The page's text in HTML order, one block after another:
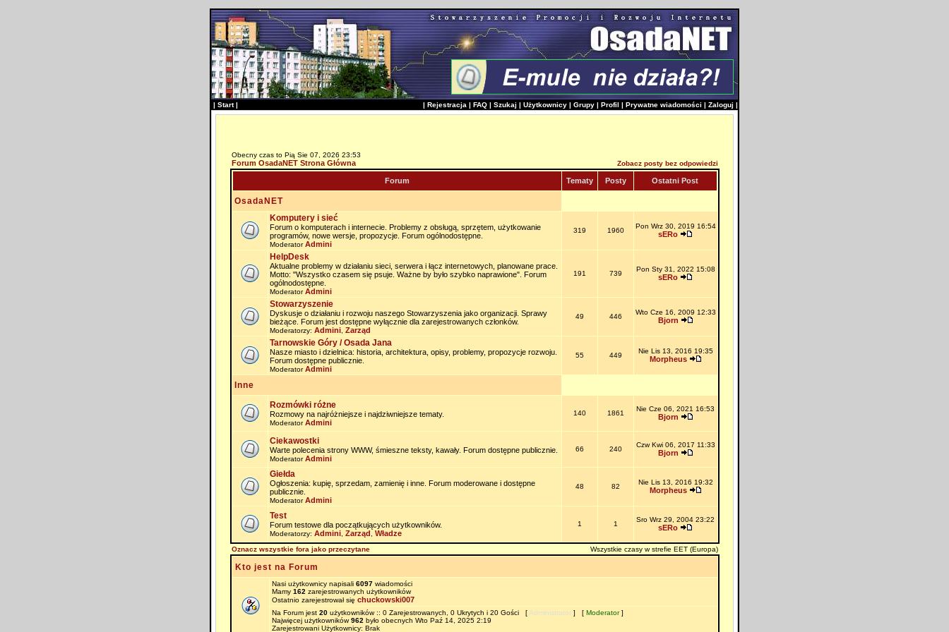
| Start| | Rejestracja | FAQ | Szukaj | Użytkownicy | Grupy | Profil | Prywatne wiadomości | Zaloguj |
Obecny czas to Pią Sie 07, 2026 23:53
Forum OsadaNET Strona Główna Zobacz posty bez odpowiedzi
Forum Tematy Posty Ostatni Post
OsadaNET
Komputery i sieć
Forum o komputerach i internecie. Problemy z obsługą, sprzętem, użytkowanie
programów, nowe wersje, propozycje. Forum ogólnodostępne.
ModeratorAdmini
319 1960
Pon Wrz 30, 2019 16:54
sERo
HelpDesk
Aktualne problemy w działaniu sieci, serwera i łącz internetowych, planowane prace.
Motto: "Wszystko czasem się psuje. Ważne by było szybko naprawione". Forum
ogólnodostępne.
ModeratorAdmini
191 739
Pon Sty 31, 2022 15:08
sERo
Stowarzyszenie
Dyskusje o działaniu i rozwoju naszego Stowarzyszenia jako organizacji. Sprawy
bieżące. Forum jest dostępne wyłącznie dla zarejestrowanych członków.
Moderatorzy: Admini, Zarząd
49 446
Wto Cze 16, 2009 12:33
Bjorn
Tarnowskie Góry / Osada Jana
Nasze miasto i dzielnica: historia, architektura, opisy, problemy, propozycje rozwoju.
Forum dostępne publicznie.
ModeratorAdmini
55 449
Nie Lis 13, 2016 19:35
Morpheus
Inne
Rozmówki różne
Rozmowy na najróżniejsze i najdziwniejsze tematy.
ModeratorAdmini
140 1861
Nie Cze 06, 2021 16:53
Bjorn
Ciekawostki
Warte polecenia strony WWW, śmieszne teksty, kawały. Forum dostępne publicznie.
ModeratorAdmini
66 240
Czw Kwi 06, 2017 11:33
Bjorn
Giełda
Ogłoszenia: kupię, sprzedam, zamienię i inne. Forum moderowane i dostępne
publicznie.
ModeratorAdmini
48 82
Nie Lis 13, 2016 19:32
Morpheus
Test
Forum testowe dla początkujących użytkowników.
Moderatorzy: Admini, Zarząd Władze
1 1
Sro Wrz 29, 2004 23:22
sERo
Oznacz wszystkie fora jako przeczytane Wszystkie czasy w strefie EET (Europa)
Kto jest na Forum
Nasi użytkownicy napisali 6097wiadomości
Mamy 162 zarejestrowanych użytkowników
Ostatnio zarejestrował się chuckowski007
Na Forum jest 20użytkowników :: 0 Zarejestrowanych, 0 Ukrytych i 20 Gości [ Administrator] [ Moderator]
Najwięcej użytkowników962 było obecnych Wto Paź 14, 2025 2:19
Zarejestrowani Użytkownicy: Brak